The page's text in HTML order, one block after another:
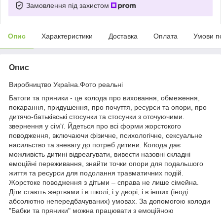
Замовлення під захистом
Опис Характеристики Доставка Оплата Умови
Опис
Виробництво Україна.Фото реальні
Батоги та пряники - це колода про виховання, обмеження,
покарання, придушення, про почуття, ресурси та опори, про
дитячо-батьківські стосунки та стосунки з оточуючими.
звернення у сім'ї. Йдеться про всі форми жорстокого
поводження, включаючи фізичне, психологічне, сексуальне
насильство та зневагу до потреб дитини. Колода дає
можливість дитині відреагувати, вивести назовні складні
емоційні переживання, знайти точки опори для подальшого
життя та ресурси для подолання травматичних подій.
Жорстоке поводження з дітьми – справа не лише сімейна.
Діти стають жертвами і в школі, і у дворі, і в інших (іноді
абсолютно непередбачуваних) умовах. За допомогою колоди
"Бабки та пряники" можна працювати з емоційною